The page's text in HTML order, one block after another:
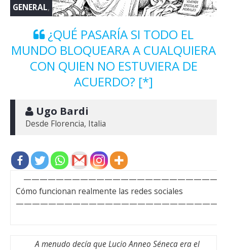
GENERAL,
¿QUÉ PASARÍA SI TODO EL
MUNDO BLOQUEARA A CUALQUIERA
CON QUIEN NO ESTUVIERA DE
ACUERDO? [*]
Ugo Bardi
Desde Florencia, Italia
Cómo funcionan realmente las redes sociales
A menudo decía que Lucio Anneo Séneca era el